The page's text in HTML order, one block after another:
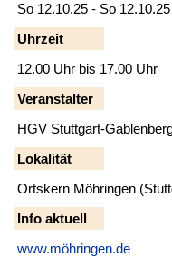
So 12.10.25 - So 12.10.25
Uhrzeit
12.00 Uhr bis 17.00 Uhr
Veranstalter
HGV Stuttgart-
Lokalität
Ortskern Möhringen
Info aktuell
www.möhringen.de